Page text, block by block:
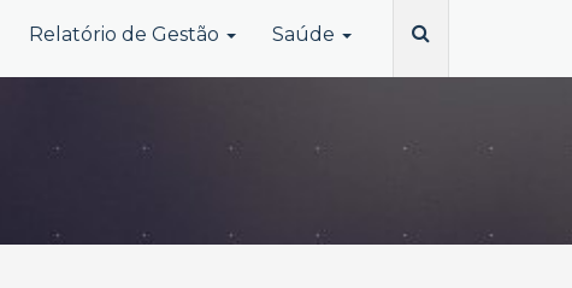
Relatório de Gestão Saúde